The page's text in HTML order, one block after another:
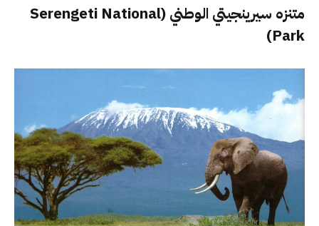
متنزه سيرينجيتي الوطني (Serengeti National
Park)